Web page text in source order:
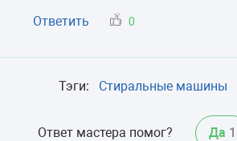
Ответить
0
Тэги: Стиральные машины
Ответ мастера помог? Да 1